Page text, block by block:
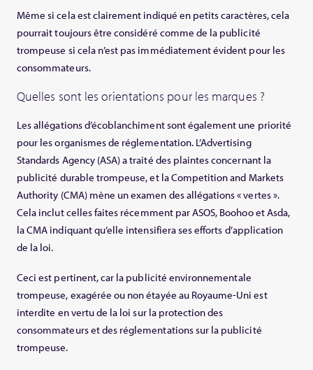
Même si cela est clairement indiqué en petits caractères, cela
pourrait toujours être considéré comme de la publicité
trompeuse si cela n’est pas immédiatement évident pour les
consommateurs.
Quelles sont les orientations pour les marques ?
Les allégations d’écoblanchiment sont également une priorité
pour les organismes de réglementation. L’Advertising
Standards Agency (ASA) a traité des plaintes concernant la
publicité durable trompeuse, et la Competition and Markets
Authority (CMA) mène un examen des allégations « vertes ».
Cela inclut celles faites récemment par ASOS, Boohoo et Asda,
la CMA indiquant qu’elle intensifiera ses efforts d’application
de la loi.
Ceci est pertinent, car la publicité environnementale
trompeuse, exagérée ou non étayée au Royaume-Uni est
interdite en vertu de la loi sur la protection des
consommateurs et des réglementations sur la publicité
trompeuse.